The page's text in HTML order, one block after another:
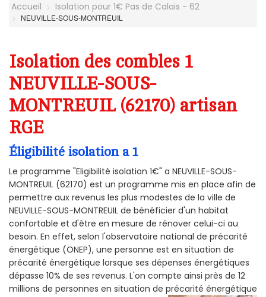
Accueil Isolation pour 1€ Pas de Calais - 62
NEUVILLE-SOUS-MONTREUIL
Isolation des combles 1
NEUVILLE-SOUS-
MONTREUIL (62170) artisan
RGE
Éligibilité isolation a 1
Le programme "Eligibilité isolation 1€" a NEUVILLE-SOUS-
MONTREUIL (62170) est un programme mis en place afin de
permettre aux revenus les plus modestes de la ville de
NEUVILLE-SOUS-MONTREUIL de bénéficier d'un habitat
confortable et d'être en mesure de rénover celui-ci au
besoin. En effet, selon l'observatoire national de précarité
énergétique (ONEP), une personne est en situation de
précarité énergétique lorsque ses dépenses énergétiques
dépasse 10% de ses revenus. L'on compte ainsi près de 12
millions de personnes en situation de précarité énergétique